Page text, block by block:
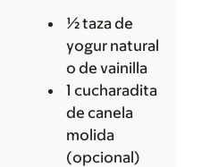
½ taza de
yogur natural
o de vainilla
1 cucharadita
de canela
molida
(opcional)